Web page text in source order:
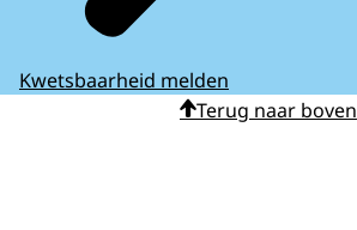
Kwetsbaarheid melden
Terug naar boven